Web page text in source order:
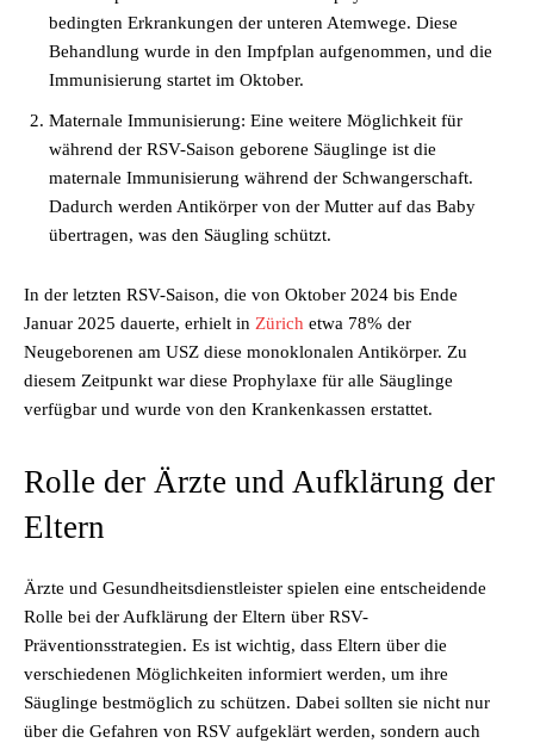
bedingten Erkrankungen der unteren Atemwege. Diese
Behandlung wurde in den Impfplan aufgenommen, und die
Immunisierung startet im Oktober.
Maternale Immunisierung: Eine weitere Möglichkeit für
während der RSV-Saison geborene Säuglinge ist die
maternale Immunisierung während der Schwangerschaft.
Dadurch werden Antikörper von der Mutter auf das Baby
übertragen, was den Säugling schützt.
In der letzten RSV-Saison, die von Oktober 2024 bis Ende
Januar 2025 dauerte, erhielt in Zürich etwa 78% der
Neugeborenen am USZ diese monoklonalen Antikörper. Zu
diesem Zeitpunkt war diese Prophylaxe für alle Säuglinge
verfügbar und wurde von den Krankenkassen erstattet.
Rolle der Ärzte und Aufklärung der
Eltern
Ärzte und Gesundheitsdienstleister spielen eine entscheidende
Rolle bei der Aufklärung der Eltern über RSV-
Präventionsstrategien. Es ist wichtig, dass Eltern über die
verschiedenen Möglichkeiten informiert werden, um ihre
Säuglinge bestmöglich zu schützen. Dabei sollten sie nicht nur
über die Gefahren von RSV aufgeklärt werden, sondern auch